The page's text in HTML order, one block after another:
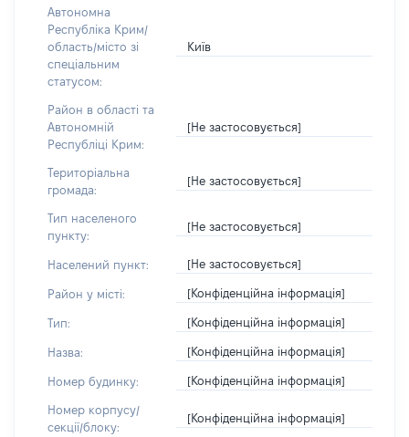
Автономна
Республіка Крим/
область/місто зі
спеціальним
статусом:
Київ
Район в області та
Автономній
Республіці Крим:
[Не застосовується]
Територіальна
громада:
[Не застосовується]
Тип населеного
пункту:
[Не застосовується]
Населений пункт: [Не застосовується]
Район у місті: [Конфіденційна інформація]
Тип: [Конфіденційна інформація]
Назва: [Конфіденційна інформація]
Номер будинку: [Конфіденційна інформація]
Номер корпусу/
секції/блоку:
[Конфіденційна інформація]